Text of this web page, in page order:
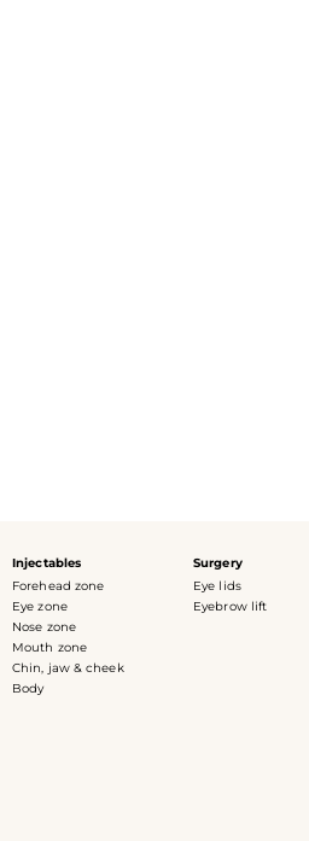
Injectables
Forehead zone
Eye zone
Nose zone
Mouth zone
Chin, jaw & cheek
Body
Surgery
Eye lids
Eyebrow lift